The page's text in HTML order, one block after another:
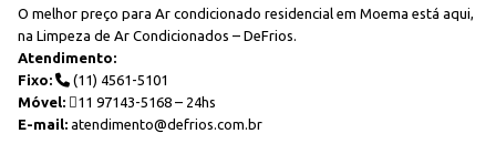
O melhor preço para Ar condicionado residencial em Moema está aqui,
na Limpeza de Ar Condicionados – DeFrios.
Atendimento:
Fixo:
(11) 4561-5101
Móvel:
11 97143-5168 – 24hs
E-mail: atendimento@defrios.com.br